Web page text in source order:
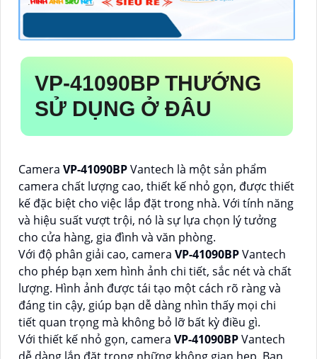
VP-41090BP THƯỚNG
SỬ DỤNG Ở ĐÂU
Camera VP-41090BPVantech là một sản phẩm
camera chất lượng cao, thiết kế nhỏ gọn, được thiết
kế đặc biệt cho việc lắp đặt trong nhà. Với tính năng
và hiệu suất vượt trội, nó là sự lựa chọn lý tưởng
cho cửa hàng, gia đình và văn phòng.
Với độ phân giải cao, camera VP-41090BPVantech
cho phép bạn xem hình ảnh chi tiết, sắc nét và chất
lượng. Hình ảnh được tái tạo một cách rõ ràng và
đáng tin cậy, giúp bạn dễ dàng nhìn thấy mọi chi
tiết quan trọng mà không bỏ lỡ bất kỳ điều gì.
Với thiết kế nhỏ gọn, camera VP-41090BPVantech